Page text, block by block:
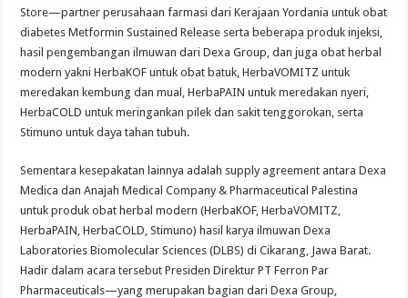
Store—partner perusahaan farmasi dari Kerajaan Yordania untuk obat
diabetes Metformin Sustained Release serta beberapa produk injeksi,
hasil pengembangan ilmuwan dari Dexa Group, dan juga obat herbal
modern yakni HerbaKOF untuk obat batuk, HerbaVOMITZ untuk
meredakan kembung dan mual, HerbaPAIN untuk meredakan nyeri,
HerbaCOLD untuk meringankan pilek dan sakit tenggorokan, serta
Stimuno untuk daya tahan tubuh.
Sementara kesepakatan lainnya adalah supply agreement antara Dexa
Medica dan Anajah Medical Company & Pharmaceutical Palestina
untuk produk obat herbal modern (HerbaKOF, HerbaVOMITZ,
HerbaPAIN, HerbaCOLD, Stimuno) hasil karya ilmuwan Dexa
Laboratories Biomolecular Sciences (DLBS) di Cikarang, Jawa Barat.
Hadir dalam acara tersebut Presiden Direktur PT Ferron Par
Pharmaceuticals—yang merupakan bagian dari Dexa Group,